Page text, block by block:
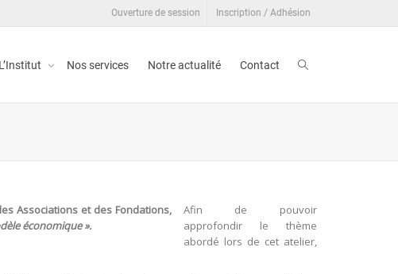
Ouverture de session Inscription / Adhésion
L’Institut Nos services Notre actualité Contact
Associations et des Fondations,
économique ».
Afin de pouvoir
approfondir le thème
abordé lors de cet atelier,